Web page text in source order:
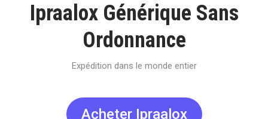
Ipraalox Générique Sans
Ordonnance
Expédition dans le monde entier
Acheter Ipraalox